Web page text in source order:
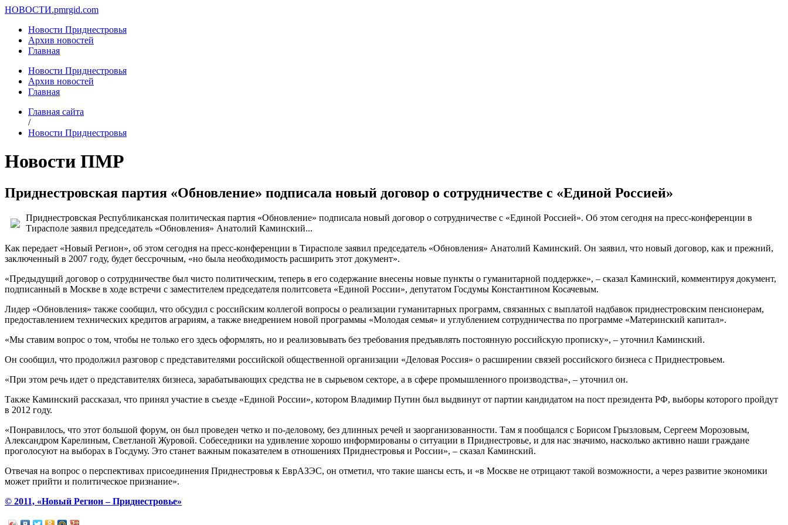
НОВОСТИ.pmrgid.com
Новости Приднестровья
Архив новостей
Главная
Новости Приднестровья
Архив новостей
Главная
Главная сайта
/
Новости Приднестровья
Новости ПМР
Приднестровская партия «Обновление» подписала новый договор о сотрудничестве с «Единой Россией»
Приднестровская Республиканская политическая партия «Обновление» подписала новый договор о сотрудничестве с «Единой Россией». Об этом сегодня на пресс-конференции в
Тирасполе заявил председатель «Обновления» Анатолий Каминский...
Как передает «Новый Регион», об этом сегодня на пресс-конференции в Тирасполе заявил председатель «Обновления» Анатолий Каминский. Он заявил, что новый договор, как и прежний,
заключенный в 2007 году, будет бессрочным, «но была необходимость расширить этот документ».
«Предыдущий договор о сотрудничестве был чисто политическим, теперь в его содержание внесены новые пункты о гуманитарной поддержке», – сказал Каминский, комментируя документ,
подписанный в Москве в ходе встречи с заместителем председателя политсовета «Единой России», депутатом Госдумы Константином Косачевым.
Лидер «Обновления» также сообщил, что обсудил с российским коллегой вопросы о реализации гуманитарных программ, связанных с выплатой надбавок приднестровским пенсионерам,
предоставлением технических кредитов аграриям, а также внедрением новой программы «Молодая семья» и углублением сотрудничества по программе «Материнский капитал».
«Мы ставим вопрос о том, чтобы не только его здесь оформлять, но и реализовывать без требования предъявлять постоянную российскую прописку», – уточнил Каминский.
Он сообщил, что продолжил разговор с представителями российской общественной организации «Деловая Россия» о расширении связей российского бизнеса с Приднестровьем.
«При этом речь идет о представителях бизнеса, зарабатывающих средства не в сырьевом секторе, а в сфере промышленного производства», – уточнил он.
Также Каминский рассказал, что принял участие в съезде «Единой России», котором Владимир Путин был выдвинут от партии кандидатом на пост президента РФ, выборы которого пройдут
в 2012 году.
«Понравилось, что этот большой форум, он был проведен четко и по-деловому, без длинных речей и заорганизованности. Там я пообщался с Борисом Грызловым, Сергеем Морозовым,
Александром Карелиным, Светланой Журовой. Собеседники на удивление хорошо информированы о ситуации в Приднестровье, и для нас значимо, насколько активно наши граждане
проголосуют на выборах в Госдуму. Это станет важным показателем в отношениях Приднестровья и России», – сказал Каминский.
Отвечая на вопрос о перспективах присоединения Приднестровья к ЕврАЗЭС, он отметил, что такие шансы есть, и «в Москве не отрицают такой возможности, а через развитие экономики
может прийти и политическое признание».
© 2011, «Новый Регион – Приднестровье»